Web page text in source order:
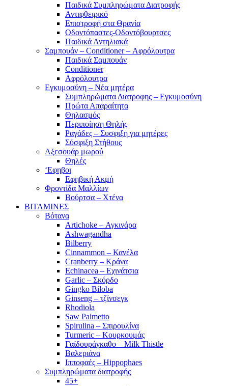
Παιδικά Συμπληρώματα Διατροφής
Αντιφθειρικό
Επιστροφή στα Θρανία
Οδοντόπαστες-Οδοντόβουρτσες
Παιδικά Αντηλιακά
Σαμπουάν – Conditioner – Αφρόλουτρα
Παιδικά Σαμπουάν
Conditioner
Αφρόλουτρα
Εγκυμοσύνη – Νέα μητέρα
Συμπληρώματα Διατροφης – Εγκυμοσύνη
Πρώτα Απαραίτητα
Θηλασμός
Περιποίηση Θηλής
Ραγάδες – Συσφιξη για μητέρες
Σύσφιξη Στήθους
Αξεσουάρ μωρού
Θηλές
‘Εφηβοι
Εφηβική Ακμή
Φροντίδα Μαλλίων
Βούρτσα – Χτένα
ΒΙΤΑΜΙΝΕΣ
Βότανα
Artichoke – Αγκινάρα
Ashwagandha
Bilberry
Cinnammon – Κανέλα
Cranberry – Κράνα
Echinacea – Εχινάτσια
Garlic – Σκόρδο
Gingko Biloba
Ginseng – τζίνσεγκ
Rhodiola
Saw Palmetto
Spirulina – Σπιρουλίνα
Turmeric – Κουρκουμάς
Γαϊδουράγκαθο – Milk Thistle
Βαλεριάνα
Ιπποφαές – Hippophaes
Συμπληρώματα διατροφής
45+